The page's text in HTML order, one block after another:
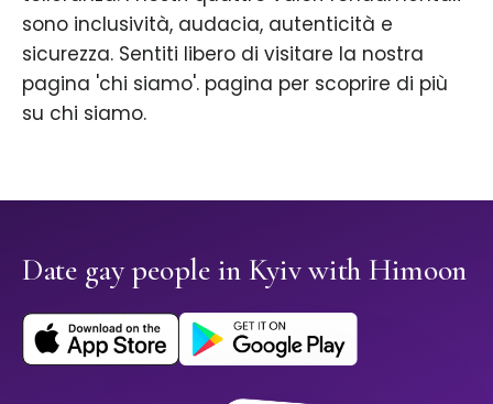
sono inclusività, audacia, autenticità e
sicurezza. Sentiti libero di visitare la nostra
pagina 'chi siamo'. pagina per scoprire di più
su chi siamo.
Date gay people in Kyiv with Himoon